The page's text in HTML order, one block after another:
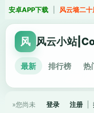
安卓APP下载 风云墙二
风
最新 排行榜 热
»您尚未 登录 注册